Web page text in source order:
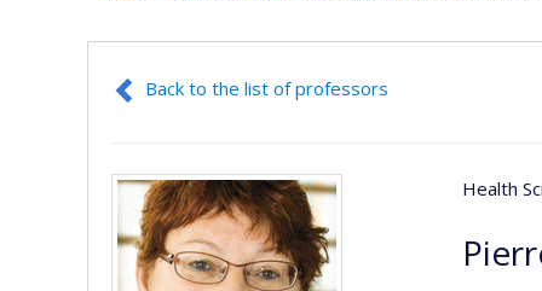
Back to the list of professors
Health